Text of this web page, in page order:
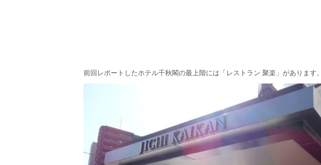
前回レポートしたホテル千秋閣の最上階には「レストラン 聚楽」があります。